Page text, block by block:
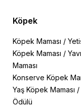
Köpek
Köpek Maması /
Köpek Maması /
Maması
Konserve Köpek
Yaş Köpek Maması
Ödülü